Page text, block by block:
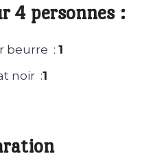
4 personnes :
beurre : 1
noir :1